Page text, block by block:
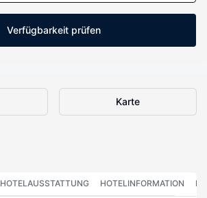
Verfügbarkeit prüfen
Karte
HOTELAUSSTATTUNG HOTELINFORMATION